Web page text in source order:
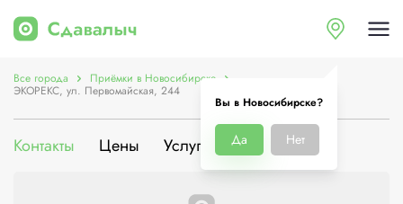
Вы в Новосибирске?
Да Нет
Все города Приёмки в Новосибирске
ЭКОРЕКС, ул. Первомайская, 244
Контакты Цены Услуги О компании